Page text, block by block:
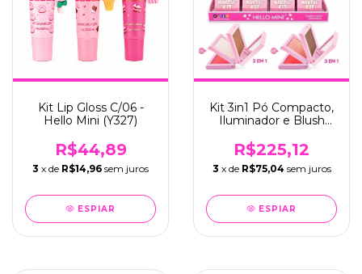
Kit Lip Gloss C/06 -
Hello Mini (Y327)
R$44,89
3 x de R$14,96 sem juros
ESPIAR
Kit 3in1 Pó Compacto,
Iluminador e Blush
(X070)
R$225,12
3 x de R$75,04 sem juros
ESPIAR